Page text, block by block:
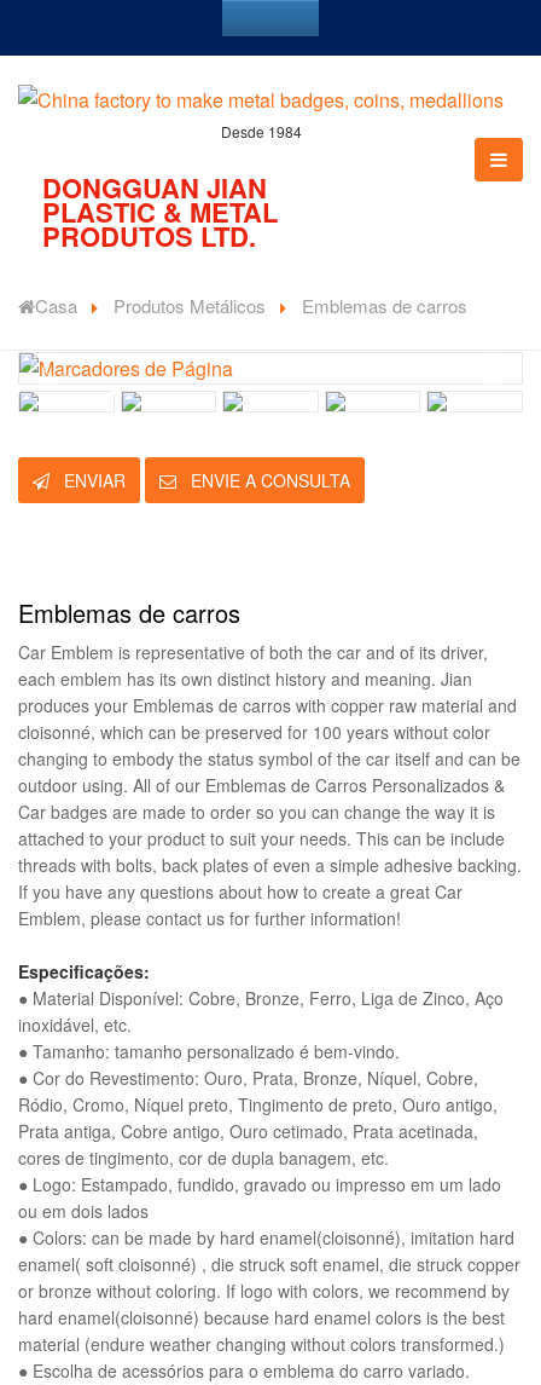
Desde 1984
DONGGUAN JIAN
PLASTIC & METAL
PRODUTOS LTD.
Casa Produtos Metálicos Emblemas de carros
ENVIAR ENVIE A CONSULTA
Emblemas de carros
Car Emblem is representative of both the car and of its driver,
each emblem has its own distinct history and meaning. Jian
produces your Emblemas de carros with copper raw material and
cloisonné, which can be preserved for 100 years without color
changing to embody the status symbol of the car itself and can be
outdoor using. All of our Emblemas de Carros Personalizados &
Car badges are made to order so you can change the way it is
attached to your product to suit your needs. This can be include
threads with bolts, back plates of even a simple adhesive backing.
If you have any questions about how to create a great Car
Emblem, please contact us for further information!
Especificações:
● Material Disponível: Cobre, Bronze, Ferro, Liga de Zinco, Aço
inoxidável, etc.
● Tamanho: tamanho personalizado é bem-vindo.
● Cor do Revestimento: Ouro, Prata, Bronze, Níquel, Cobre,
Ródio, Cromo, Níquel preto, Tingimento de preto, Ouro antigo,
Prata antiga, Cobre antigo, Ouro cetimado, Prata acetinada,
cores de tingimento, cor de dupla banagem, etc.
● Logo: Estampado, fundido, gravado ou impresso em um lado
ou em dois lados
● Colors: can be made by hard enamel(cloisonné), imitation hard
enamel( soft cloisonné) , die struck soft enamel, die struck copper
or bronze without coloring. If logo with colors, we recommend by
hard enamel(cloisonné) because hard enamel colors is the best
material (endure weather changing without colors transformed.)
● Escolha de acessórios para o emblema do carro variado.